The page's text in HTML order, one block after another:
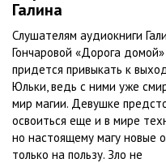
Галина
Слушателям аудиокниги
Гончаровой «Дорога домой»
придется привыкать к
Юльки, ведь с ними уже
мир магии. Девушке
освоиться еще и в мире
но настоящему магу новые
только на пользу. Зло не